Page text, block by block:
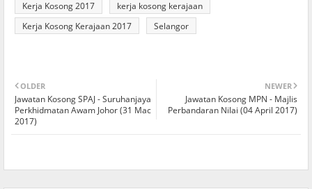
Kerja Kosong 2017
kerja kosong kerajaan
Kerja Kosong Kerajaan 2017
Selangor
NEWER
Jawatan Kosong MPN - Majlis
Perbandaran Nilai (04 April 2017)
OLDER
Jawatan Kosong SPAJ - Suruhanjaya
Perkhidmatan Awam Johor (31 Mac
2017)